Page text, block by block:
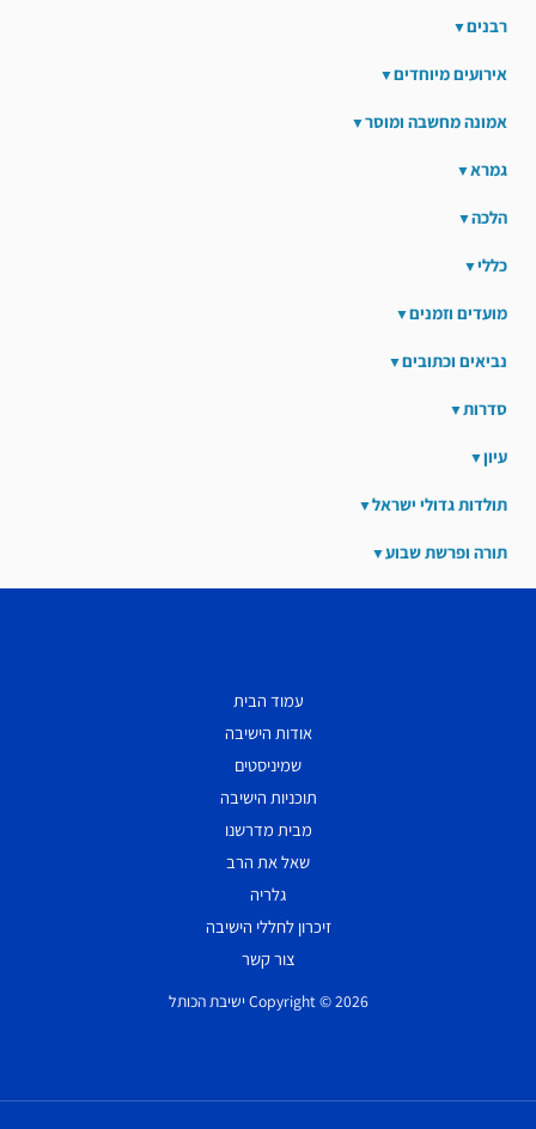
רבנים
אירועים מיוחדים
אמונה מחשבה ומוסר
גמרא
הלכה
כללי
מועדים וזמנים
נביאים וכתובים
סדרות
עיון
תולדות גדולי ישראל
תורה ופרשת שבוע
עמוד הבית
אודות הישיבה
שמיניסטים
תוכניות הישיבה
מבית מדרשנו
שאל את הרב
גלריה
זיכרון לחללי הישיבה
צור קשר
Copyright © 2026 ישיבת הכותל